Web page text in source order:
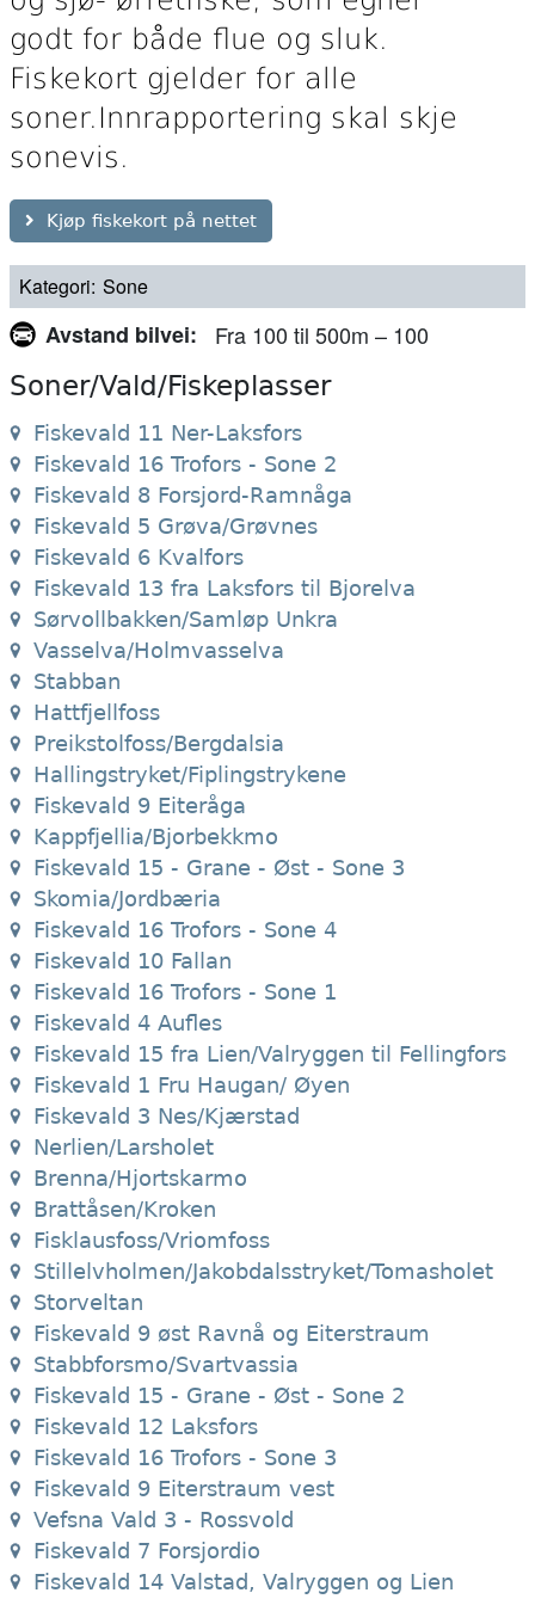
godt for både flue og sluk.
Fiskekort gjelder for alle
soner.Innrapportering skal skje
sonevis.
Kjøp fiskekort på nettet
Kategori Sone
Avstand bilvei Fra 100 til 500m – 100
Soner/Vald/Fiskeplasser
Fiskevald 11 Ner-Laksfors
Fiskevald 16 Trofors - Sone 2
Fiskevald 8 Forsjord-Ramnåga
Fiskevald 5 Grøva/Grøvnes
Fiskevald 6 Kvalfors
Fiskevald 13 fra Laksfors til Bjorelva
Sørvollbakken/Samløp Unkra
Vasselva/Holmvasselva
Stabban
Hattfjellfoss
Preikstolfoss/Bergdalsia
Hallingstryket/Fiplingstrykene
Fiskevald 9 Eiteråga
Kappfjellia/Bjorbekkmo
Fiskevald 15 - Grane - Øst - Sone 3
Skomia/Jordbæria
Fiskevald 16 Trofors - Sone 4
Fiskevald 10 Fallan
Fiskevald 16 Trofors - Sone 1
Fiskevald 4 Aufles
Fiskevald 15 fra Lien/Valryggen til Fellingfors
Fiskevald 1 Fru Haugan/ Øyen
Fiskevald 3 Nes/Kjærstad
Nerlien/Larsholet
Brenna/Hjortskarmo
Brattåsen/Kroken
Fisklausfoss/Vriomfoss
Stillelvholmen/Jakobdalsstryket/Tomasholet
Storveltan
Fiskevald 9 øst Ravnå og Eiterstraum
Stabbforsmo/Svartvassia
Fiskevald 15 - Grane - Øst - Sone 2
Fiskevald 12 Laksfors
Fiskevald 16 Trofors - Sone 3
Fiskevald 9 Eiterstraum vest
Vefsna Vald 3 - Rossvold
Fiskevald 7 Forsjordio
Fiskevald 14 Valstad, Valryggen og Lien